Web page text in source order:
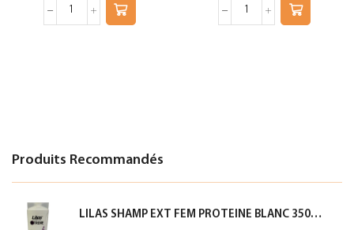
Produits Recommandés
LILAS SHAMP EXT FEM PROTEINE BLANC 350ML